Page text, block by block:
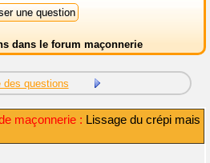
dans le forum maçonnerie
des questions
maçonnerie : Lissage du crépi mais